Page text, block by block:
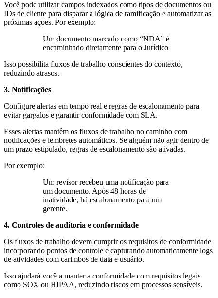
Você pode utilizar campos indexados como tipos de documentos ou
IDs de cliente para disparar a lógica de ramificação e automatizar as
próximas ações. Por exemplo:
Um documento marcado como “NDA” é
encaminhado diretamente para o Jurídico
Isso possibilita fluxos de trabalho conscientes do contexto,
reduzindo atrasos.
3. Notificações
Configure alertas em tempo real e regras de escalonamento para
evitar gargalos e garantir conformidade com SLA.
Esses alertas mantêm os fluxos de trabalho no caminho com
notificações e lembretes automáticos. Se alguém não agir dentro de
um prazo estipulado, regras de escalonamento são ativadas.
Por exemplo:
Um revisor recebeu uma notificação para
um documento. Após 48 horas de
inatividade, há escalonamento para um
gerente.
4. Controles de auditoria e conformidade
Os fluxos de trabalho devem cumprir os requisitos de conformidade
incorporando pontos de controle e capturando automaticamente logs
de atividades com carimbos de data e usuário.
Isso ajudará você a manter a conformidade com requisitos legais
como SOX ou HIPAA, reduzindo riscos em processos sensíveis.